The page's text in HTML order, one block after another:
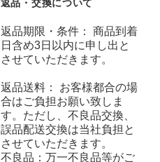
返品・交換について
返品期限・条件： 商品到着
日含め3日以内に申し出と
させていただきます。
返品送料： お客様都合の場
合はご負担お願い致しま
す。ただし、不良品交換、
誤品配送交換は当社負担と
させていただきます。
不良品：万一不良品等がご